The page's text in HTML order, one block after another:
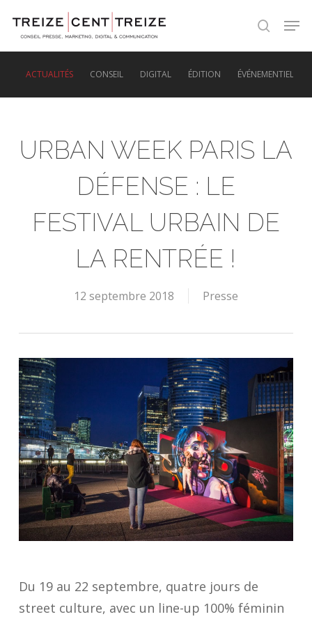
search
ACTUALITÉS CONSEIL DIGITAL ÉDITION ÉVÉNEMENTIEL
URBAN WEEK PARIS LA
DÉFENSE : LE
FESTIVAL URBAIN DE
LA RENTRÉE !
12 septembre 2018 Presse
Du 19 au 22 septembre, quatre jours de
street culture, avec un line-up 100% féminin